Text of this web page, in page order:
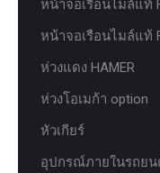
หน้าจอเรือนไมล์แท้
หน้าจอเรือนไมล์แท้
ห่วงแดง HAMER
ห่วงโอเมก้า option
หัวเกียร์
อุปกรณ์ภายในรถยน